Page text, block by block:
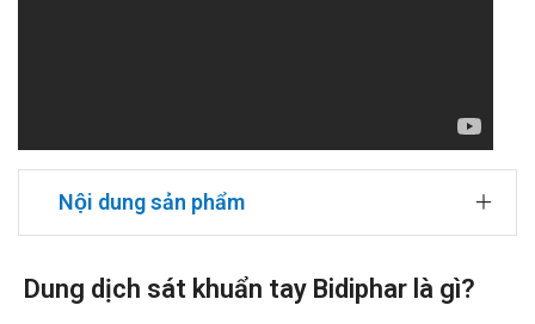
Nội dung sản phẩm
Dung dịch sát khuẩn tay Bidiphar là gì?